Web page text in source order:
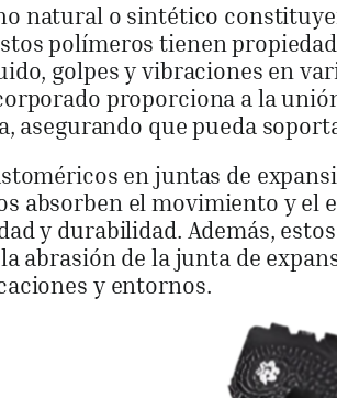
natural o sintético
polímeros tienen
golpes y vibraciones en
proporciona a la
asegurando que pueda
en juntas de
absorben el movimiento y el
y durabilidad. Además,
abrasión de la junta de
y entornos.